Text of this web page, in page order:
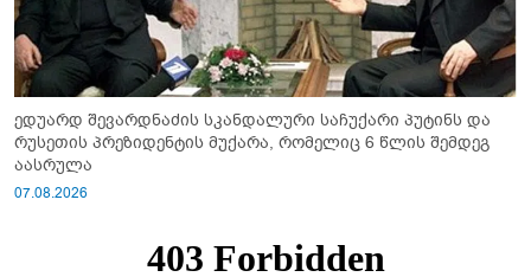
ედუარდ შევარდნაძის სკანდალური საჩუქარი პუტინს და
რუსეთის პრეზიდენტის მუქარა, რომელიც 6 წლის შემდეგ
აასრულა
07.08.2026